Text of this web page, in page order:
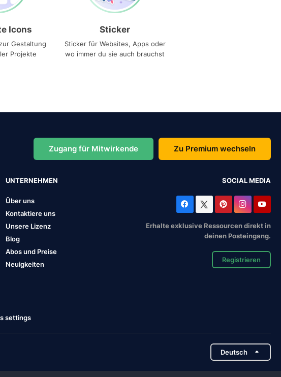
Icons
Gestaltung
Projekte
Sticker
Sticker für Websites, Apps oder
wo immer du sie auch brauchst
Zugang für Mitwirkende Zu Premium wechseln
UNTERNEHMEN
Über uns
Kontaktiere uns
Unsere Lizenz
Blog
Abos und Preise
Neuigkeiten
SOCIAL MEDIA
Erhalte exklusive Ressourcen direkt in
deinen Posteingang.
Registrieren
settings
Deutsch